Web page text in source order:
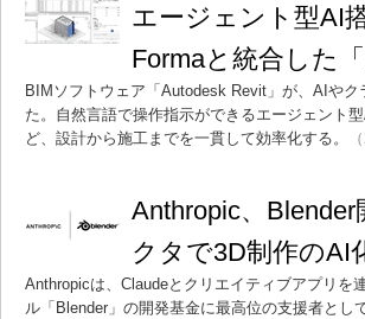
エージェント型AI
Formaと統合した「
BIMソフトウェア「Autodesk Revit」が、AIや
た。自然言語で操作指示ができるエージェント
ど、設計から施工までを一貫して効率化する。
Anthropic、
クタで3D制作のAI
Anthropicは、Claudeとクリエイティブアプリを
ル「Blender」の開発基金に最高位の支援者と